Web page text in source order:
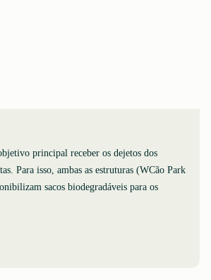
principal receber os dejetos dos
Para isso, ambas as estruturas (WCão Park
sacos biodegradáveis para os